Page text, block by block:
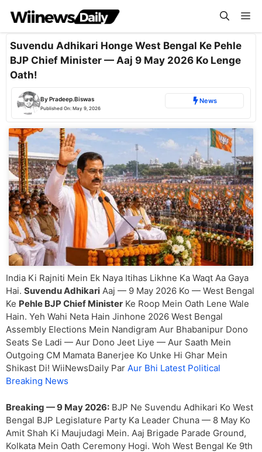
content
Suvendu Adhikari Honge West Bengal Ke Pehle
BJP Chief Minister — Aaj 9 May 2026 Ko Lenge
Oath!
ByPradeep.Biswas
Published On: May 9, 2026
News
India Ki Rajniti Mein Ek Naya Itihas Likhne Ka Waqt Aa Gaya
Hai. Suvendu Adhikari Aaj — 9 May 2026 Ko — West Bengal
Ke Pehle BJP Chief Minister Ke Roop Mein Oath Lene Wale
Hain. Yeh Wahi Neta Hain Jinhone 2026 West Bengal
Assembly Elections Mein Nandigram Aur Bhabanipur Dono
Seats Se Ladi — Aur Dono Jeet Liye — Aur Saath Mein
Outgoing CM Mamata Banerjee Ko Unke Hi Ghar Mein
Shikast Di! WiiNewsDaily Par Aur Bhi Latest Political
Breaking News
Breaking — 9 May 2026: BJP Ne Suvendu Adhikari Ko West
Bengal BJP Legislature Party Ka Leader Chuna — 8 May Ko
Amit Shah Ki Maujudagi Mein. Aaj Brigade Parade Ground,
Kolkata Mein Oath Ceremony Hogi. Woh West Bengal Ke 9th